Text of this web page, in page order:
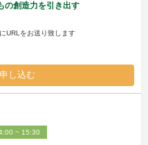
の創造力を引き出す
URLをお送り致します
し込む
~ 15:30